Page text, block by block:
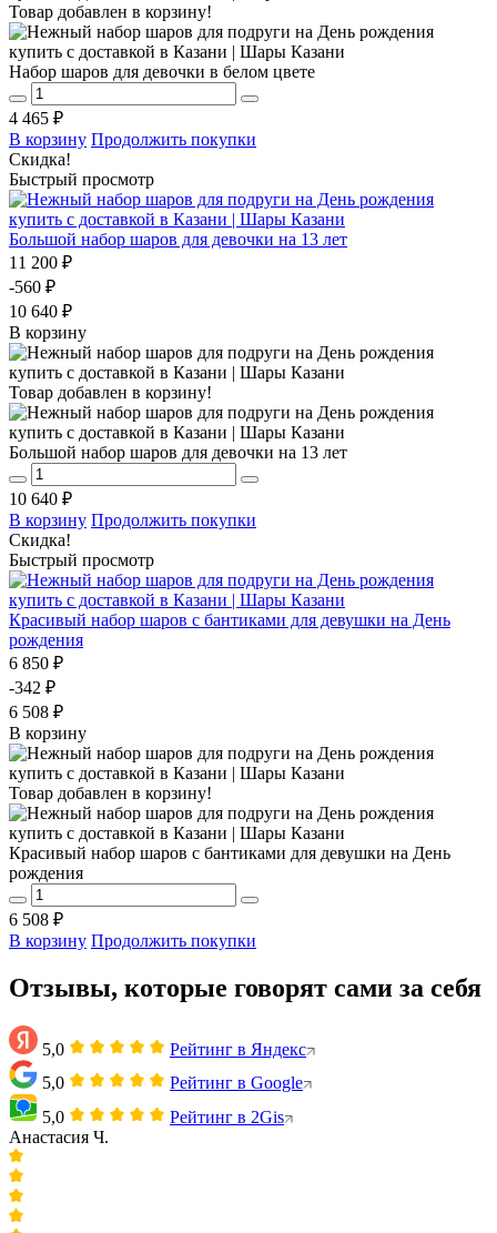
Товар добавлен в корзину!
Набор шаров для девочки в белом цвете
4 465 ₽
В корзину Продолжить покупки
Скидка!
Быстрый просмотр
Большой набор шаров для девочки на 13 лет
11 200 ₽
-560 ₽
10 640 ₽
В корзину
Товар добавлен в корзину!
Большой набор шаров для девочки на 13 лет
10 640 ₽
В корзину Продолжить покупки
Скидка!
Быстрый просмотр
Красивый набор шаров с бантиками для девушки на День
рождения
6 850 ₽
-342 ₽
6 508 ₽
В корзину
Товар добавлен в корзину!
Красивый набор шаров с бантиками для девушки на День
рождения
6 508 ₽
В корзину Продолжить покупки
Отзывы, которые говорят сами за себя
5,0
Рейтинг в Яндекс
5,0
Рейтинг в Google
5,0
Рейтинг в 2Gis
Анастасия Ч.